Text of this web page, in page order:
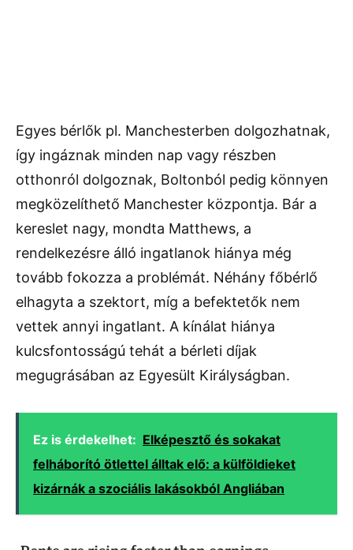
Egyes bérlők pl. Manchesterben dolgozhatnak,
így ingáznak minden nap vagy részben
otthonról dolgoznak, Boltonból pedig könnyen
megközelíthető Manchester központja. Bár a
kereslet nagy, mondta Matthews, a
rendelkezésre álló ingatlanok hiánya még
tovább fokozza a problémát. Néhány főbérlő
elhagyta a szektort, míg a befektetők nem
vettek annyi ingatlant. A kínálat hiánya
kulcsfontosságú tehát a bérleti díjak
megugrásában az Egyesült Királyságban.
Ez is érdekelhet: Elképesztő és sokakat
felháborító ötlettel álltak elő: a külföldieket
kizárnák a szociális lakásokból Angliában